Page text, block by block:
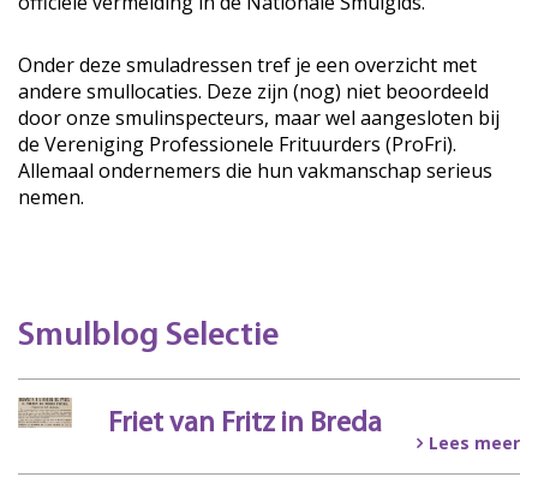
Onder deze smuladressen tref je een overzicht met
andere smullocaties. Deze zijn (nog) niet beoordeeld
door onze smulinspecteurs, maar wel aangesloten bij
de Vereniging Professionele Frituurders (ProFri).
Allemaal ondernemers die hun vakmanschap serieus
nemen.
Smulblog Selectie
Friet van Fritz in Breda
Lees meer